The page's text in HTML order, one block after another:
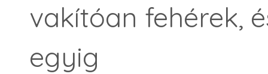
vakítóan fehérek,
egyig